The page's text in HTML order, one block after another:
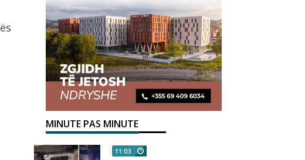
MINUTE PAS MINUTE
11:03